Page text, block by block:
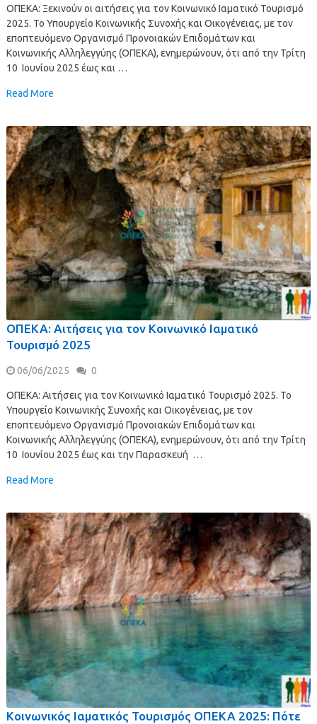
ΟΠΕΚΑ: Ξεκινούν οι αιτήσεις για τον Κοινωνικό Ιαματικό Τουρισμό
2025. Το Υπουργείο Κοινωνικής Συνοχής και Οικογένειας, με τον
εποπτευόμενο Οργανισμό Προνοιακών Επιδομάτων και
Κοινωνικής Αλληλεγγύης (ΟΠΕΚΑ), ενημερώνουν, ότι από την Τρίτη
10 Ιουνίου 2025 έως και …
Read More
ΟΠΕΚΑ: Αιτήσεις για τον Κοινωνικό Ιαματικό
Τουρισμό 2025
06/06/2025 0
ΟΠΕΚΑ: Αιτήσεις για τον Κοινωνικό Ιαματικό Τουρισμό 2025. Το
Υπουργείο Κοινωνικής Συνοχής και Οικογένειας, με τον
εποπτευόμενο Οργανισμό Προνοιακών Επιδομάτων και
Κοινωνικής Αλληλεγγύης (ΟΠΕΚΑ), ενημερώνουν, ότι από την Τρίτη
10 Ιουνίου 2025 έως και την Παρασκευή …
Read More
Κοινωνικός Ιαματικός Τουρισμός ΟΠΕΚΑ 2025: Πότε